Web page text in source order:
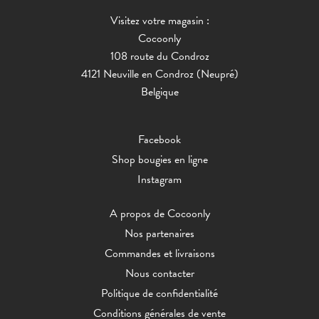
Visitez votre magasin :
Cocoonly
108 route du Condroz
4121 Neuville en Condroz (Neupré)
Belgique
Facebook
Shop bougies en ligne
Instagram
A propos de Cocoonly
Nos partenaires
Commandes et livraisons
Nous contacter
Politique de confidentialité
Conditions générales de vente